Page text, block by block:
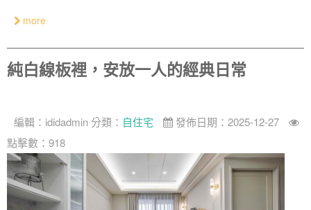
more
純白線板裡，安放一人的經典日常
編輯： ididadmin 分類： 自住宅
發佈日期：2025-12-27
點擊數：918
找設計師
我要裝潢
裝潢計算機
裝潢進階計算機
類型
居家
商業空間
面積
小坪數
風格
人氣推薦
設計好手
台北市
360環景體驗
設計專欄
系統櫃
全站搜尋